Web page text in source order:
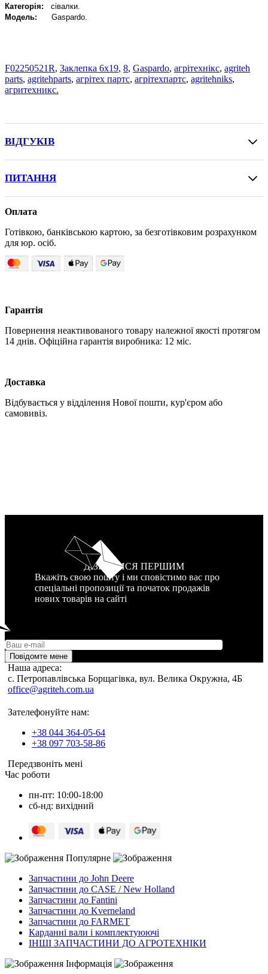
Категорія: сівалки.
Модель: Gaspardo.
F02250521R, Заклепка 6х19, 8, Gaspardo, агрітехнікс, agriteh
parts, agritehparts, агрітех партс, агрітехпартс, agritehniks,
агритехникс.
ВІДГУКІВ
ПИТАННЯ
Оплата
Готівкою, банківською картою, за безготівковим розрахунком
для юр. осіб.
Гарантія
Повернення неактивованого товару належної якості протягом
14 днів. Офіційна гарантія виробника: 12 міс.
Доставка
Відбувається у відділення Нової пошти, кур'єром або
самовивіз.
ДІЗНАТИСЯ ПЕРШИМ
Вкажіть свою пошту і ми сповістимо вас про
спеціальні пропозиції та початок продажів
нових товарів на сайті
Повідомте мене
Наша адреса:
c. Петропавлівська Борщагівка, вул. Велика Окружна, 4Б
office@agriteh.com.ua
Зателефонуйте нам:
+38 044 364-05-64
+38 097 703-58-86
Передзвоніть мені
Час роботи
пн-пт: 10:00-18:00
сб-нд: вихідний
Популярне
Запчастини до John Deere
Запчастини до CASE / New Holland
Запчастини до Fantini
Запчастини до Kverneland
Запчастини до FARMET
Карданні вали і комплектуюючі
ІНШІ ЗАПЧАСТИНИ ДО АГРОТЕХНІКИ
Інформація